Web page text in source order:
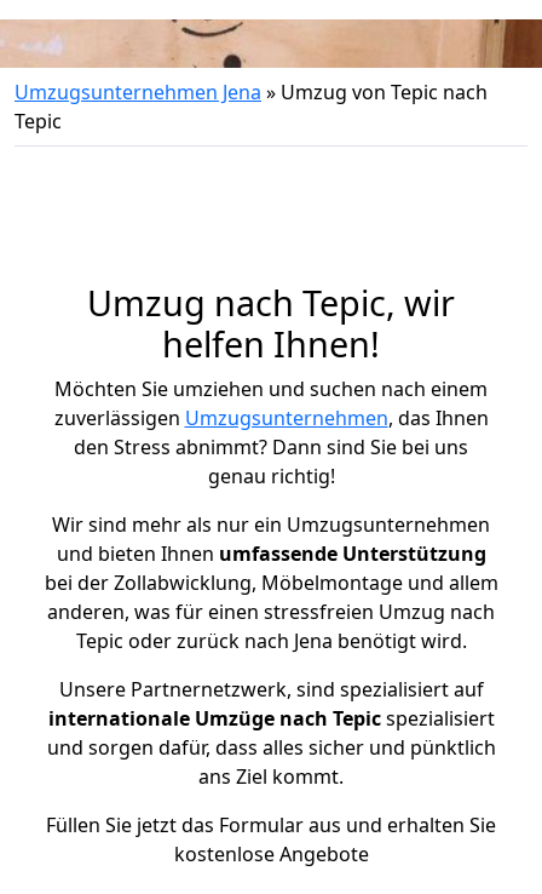
Umzugsunternehmen Jena » Umzug von Tepic nach
Tepic
Umzug nach Tepic, wir
helfen Ihnen!
Möchten Sie umziehen und suchen nach einem
zuverlässigen Umzugsunternehmen, das Ihnen
den Stress abnimmt? Dann sind Sie bei uns
genau richtig!
Wir sind mehr als nur ein Umzugsunternehmen
und bieten Ihnen umfassende Unterstützung
bei der Zollabwicklung, Möbelmontage und allem
anderen, was für einen stressfreien Umzug nach
Tepic oder zurück nach Jena benötigt wird.
Unsere Partnernetzwerk, sind spezialisiert auf
internationale Umzüge nach Tepicspezialisiert
und sorgen dafür, dass alles sicher und pünktlich
ans Ziel kommt.
Füllen Sie jetzt das Formular aus und erhalten Sie
kostenlose Angebote